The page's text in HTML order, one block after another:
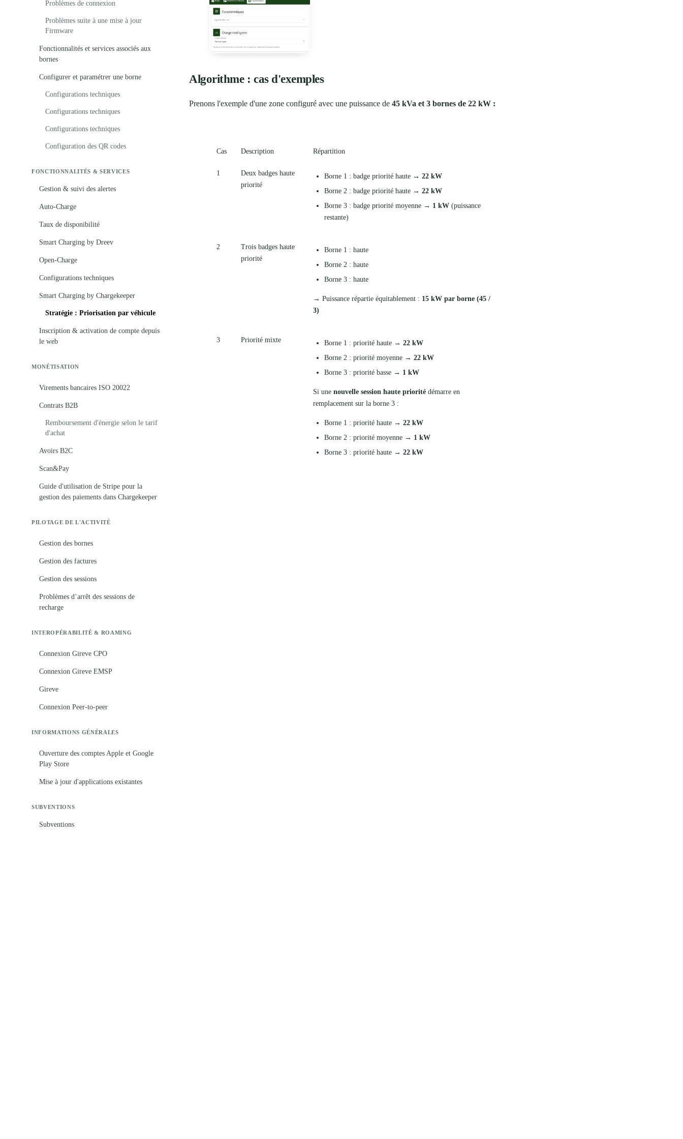
Problèmes de connexion
Problèmes suite à une mise à jour
Firmware
Fonctionnalités et services associés aux
bornes
Configurer et paramétrer une borne
Configurations techniques
Configurations techniques
Configurations techniques
Configuration des QR codes
FONCTIONNALITÉS & SERVICES
Gestion & suivi des alertes
Auto-Charge
Taux de disponibilité
Smart Charging by Dreev
Open-Charge
Configurations techniques
Smart Charging by Chargekeeper
Stratégie : Priorisation par véhicule
Inscription & activation de compte depuis
le web
MONÉTISATION
Virements bancaires ISO 20022
Contrats B2B
Remboursement d'énergie selon le tarif
d'achat
Avoirs B2C
Scan&Pay
Guide d'utilisation de Stripe pour la
gestion des paiements dans Chargekeeper
PILOTAGE DE L'ACTIVITÉ
Gestion des bornes
Gestion des factures
Gestion des sessions
Problèmes d’arrêt des sessions de
recharge
INTEROPÉRABILITÉ & ROAMING
Connexion Gireve CPO
Connexion Gireve EMSP
Gireve
Connexion Peer-to-peer
INFORMATIONS GÉNÉRALES
Ouverture des comptes Apple et Google
Play Store
Mise à jour d'applications existantes
SUBVENTIONS
Subventions
Algorithme : cas d'exemples
Prenons l'exemple d'une zone configuré avec une puissance de 45 kVa et 3 bornes de 22 kW :
Cas Description Répartition
1
Deux badges haute
priorité
Borne 1 : badge priorité haute → 22 kW
Borne 2 : badge priorité haute → 22 kW
Borne 3 : badge priorité moyenne → 1 kW (puissance
restante)
2
Trois badges haute
priorité
Borne 1 : haute
Borne 2 : haute
Borne 3 : haute
→ Puissance répartie équitablement : 15 kW par borne (45 /
3)
3 Priorité mixte Borne 1 : priorité haute → 22 kW
Borne 2 : priorité moyenne → 22 kW
Borne 3 : priorité basse → 1 kW
Si une nouvelle session haute priorité démarre en
remplacement sur la borne 3 :
Borne 1 : priorité haute → 22 kW
Borne 2 : priorité moyenne → 1 kW
Borne 3 : priorité haute → 22 kW